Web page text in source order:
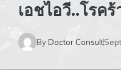
เอชไอวี..โรค
ByDoctor Consult